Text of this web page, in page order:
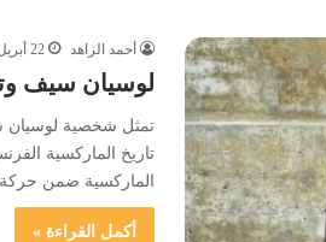
أحمد الزاهد 22 أبريل، 2023
لوسيان سيف
تاريخ الماركسية
الماركسية ضمن
أكمل القراءة »